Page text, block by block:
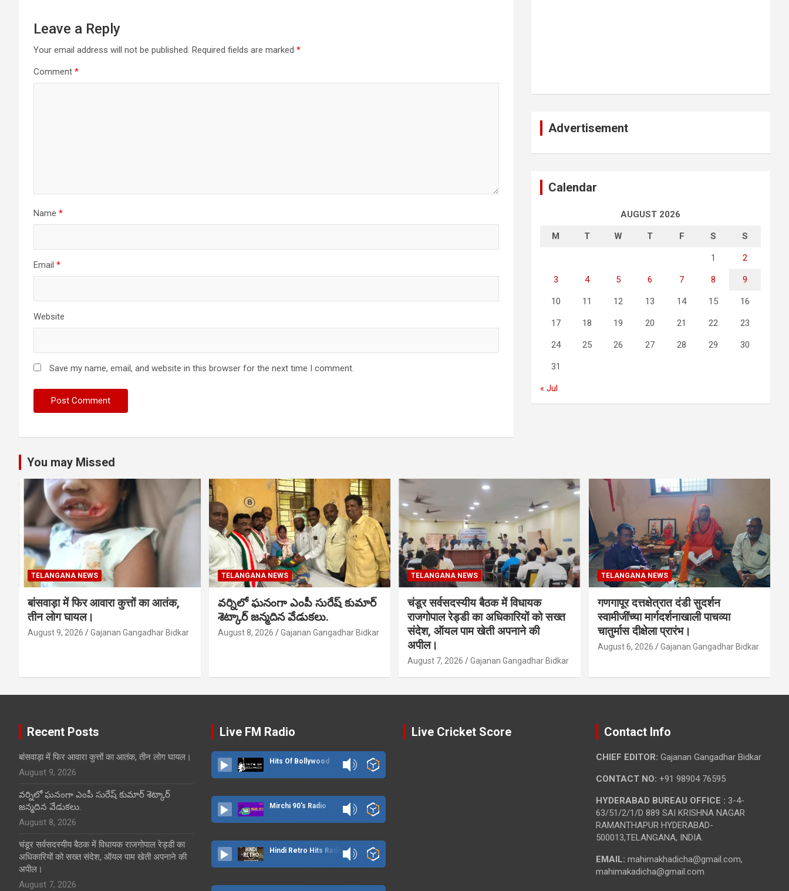
Leave a Reply
Your email address will not be published. Required fields are marked *
Comment *
Name *
Email *
Website
Save my name, email, and website in this browser for the next time I comment.
Advertisement
Calendar
AUGUST 2026
M T W T F S S
1 2
3 4 5 6 7 8 9
10 11 12 13 14 15 16
17 18 19 20 21 22 23
24 25 26 27 28 29 30
31
« Jul
You may Missed
TELANGANA NEWS
बांसवाड़ा में फिर आवारा कुत्तों का आतंक,
तीन लोग घायल।
August 9, 2026 Gajanan Gangadhar Bidkar
TELANGANA NEWS
వర్నిలో ఘనంగా ఎంపీ సురేష్ కుమార్
శెట్కార్ జన్మదిన వేడుకలు.
August 8, 2026 Gajanan Gangadhar Bidkar
TELANGANA NEWS
चंडूर सर्वसदस्यीय बैठक में विधायक
राजगोपाल रेड्डी का अधिकारियों को सख्त
संदेश, ऑयल पाम खेती अपनाने की
अपील।
August 7, 2026 Gajanan Gangadhar Bidkar
TELANGANA NEWS
गणगापूर दत्तक्षेत्रात दंडी सुदर्शन
स्वामीजींच्या मार्गदर्शनाखाली पाचव्या
चातुर्मास दीक्षेला प्रारंभ।
August 6, 2026 Gajanan Gangadhar Bidkar
Recent Posts
बांसवाड़ा में फिर आवारा कुत्तों का आतंक, तीन लोग घायल।
August 9, 2026
వర్నిలో ఘనంగా ఎంపీ సురేష్ కుమార్ శెట్కార్
జన్మదిన వేడుకలు.
August 8, 2026
चंडूर सर्वसदस्यीय बैठक में विधायक राजगोपाल रेड्डी का
अधिकारियों को सख्त संदेश, ऑयल पाम खेती अपनाने की
अपील।
August 7, 2026
Live FM Radio
Hits Of Bollywood
Mirchi 90's Radio
Hindi Retro Hits Radio
Live Cricket Score Contact Info
CHIEF EDITOR: Gajanan Gangadhar Bidkar
CONTACT NO: +91 98904 76595
HYDERABAD BUREAU OFFICE : 3-4-
63/51/2/1/D 889 SAI KRISHNA NAGAR
RAMANTHAPUR HYDERABAD-
500013,TELANGANA, INDIA.
EMAIL: mahimakhadicha@gmail.com,
mahimakadicha@gmail.com